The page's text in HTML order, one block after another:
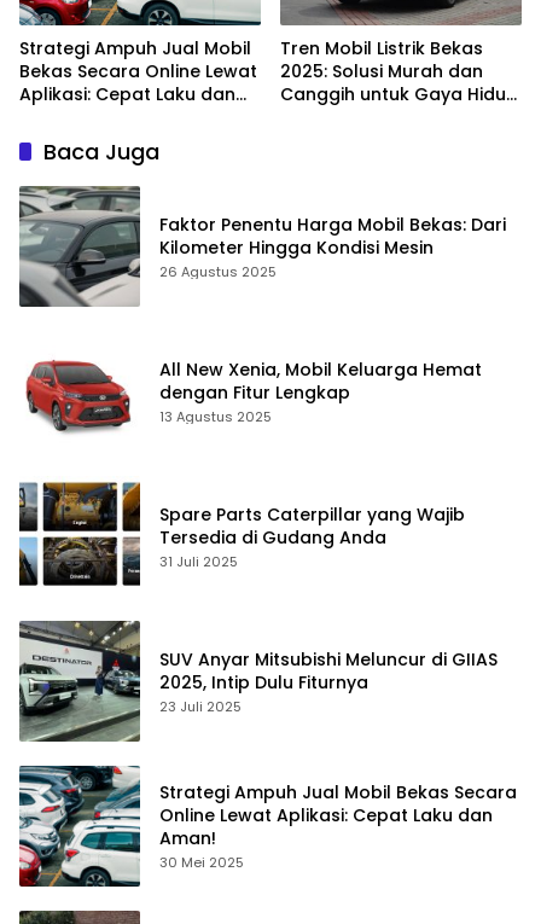
Strategi Ampuh Jual Mobil
Bekas Secara Online Lewat
Aplikasi: Cepat Laku dan
Tren Mobil Listrik Bekas
2025: Solusi Murah dan
Canggih untuk Gaya Hidup
Baca Juga
Faktor Penentu Harga Mobil Bekas: Dari
Kilometer Hingga Kondisi Mesin
26 Agustus 2025
All New Xenia, Mobil Keluarga Hemat
dengan Fitur Lengkap
13 Agustus 2025
Spare Parts Caterpillar yang Wajib
Tersedia di Gudang Anda
31 Juli 2025
SUV Anyar Mitsubishi Meluncur di GIIAS
2025, Intip Dulu Fiturnya
23 Juli 2025
Strategi Ampuh Jual Mobil Bekas Secara
Online Lewat Aplikasi: Cepat Laku dan
Aman!
30 Mei 2025